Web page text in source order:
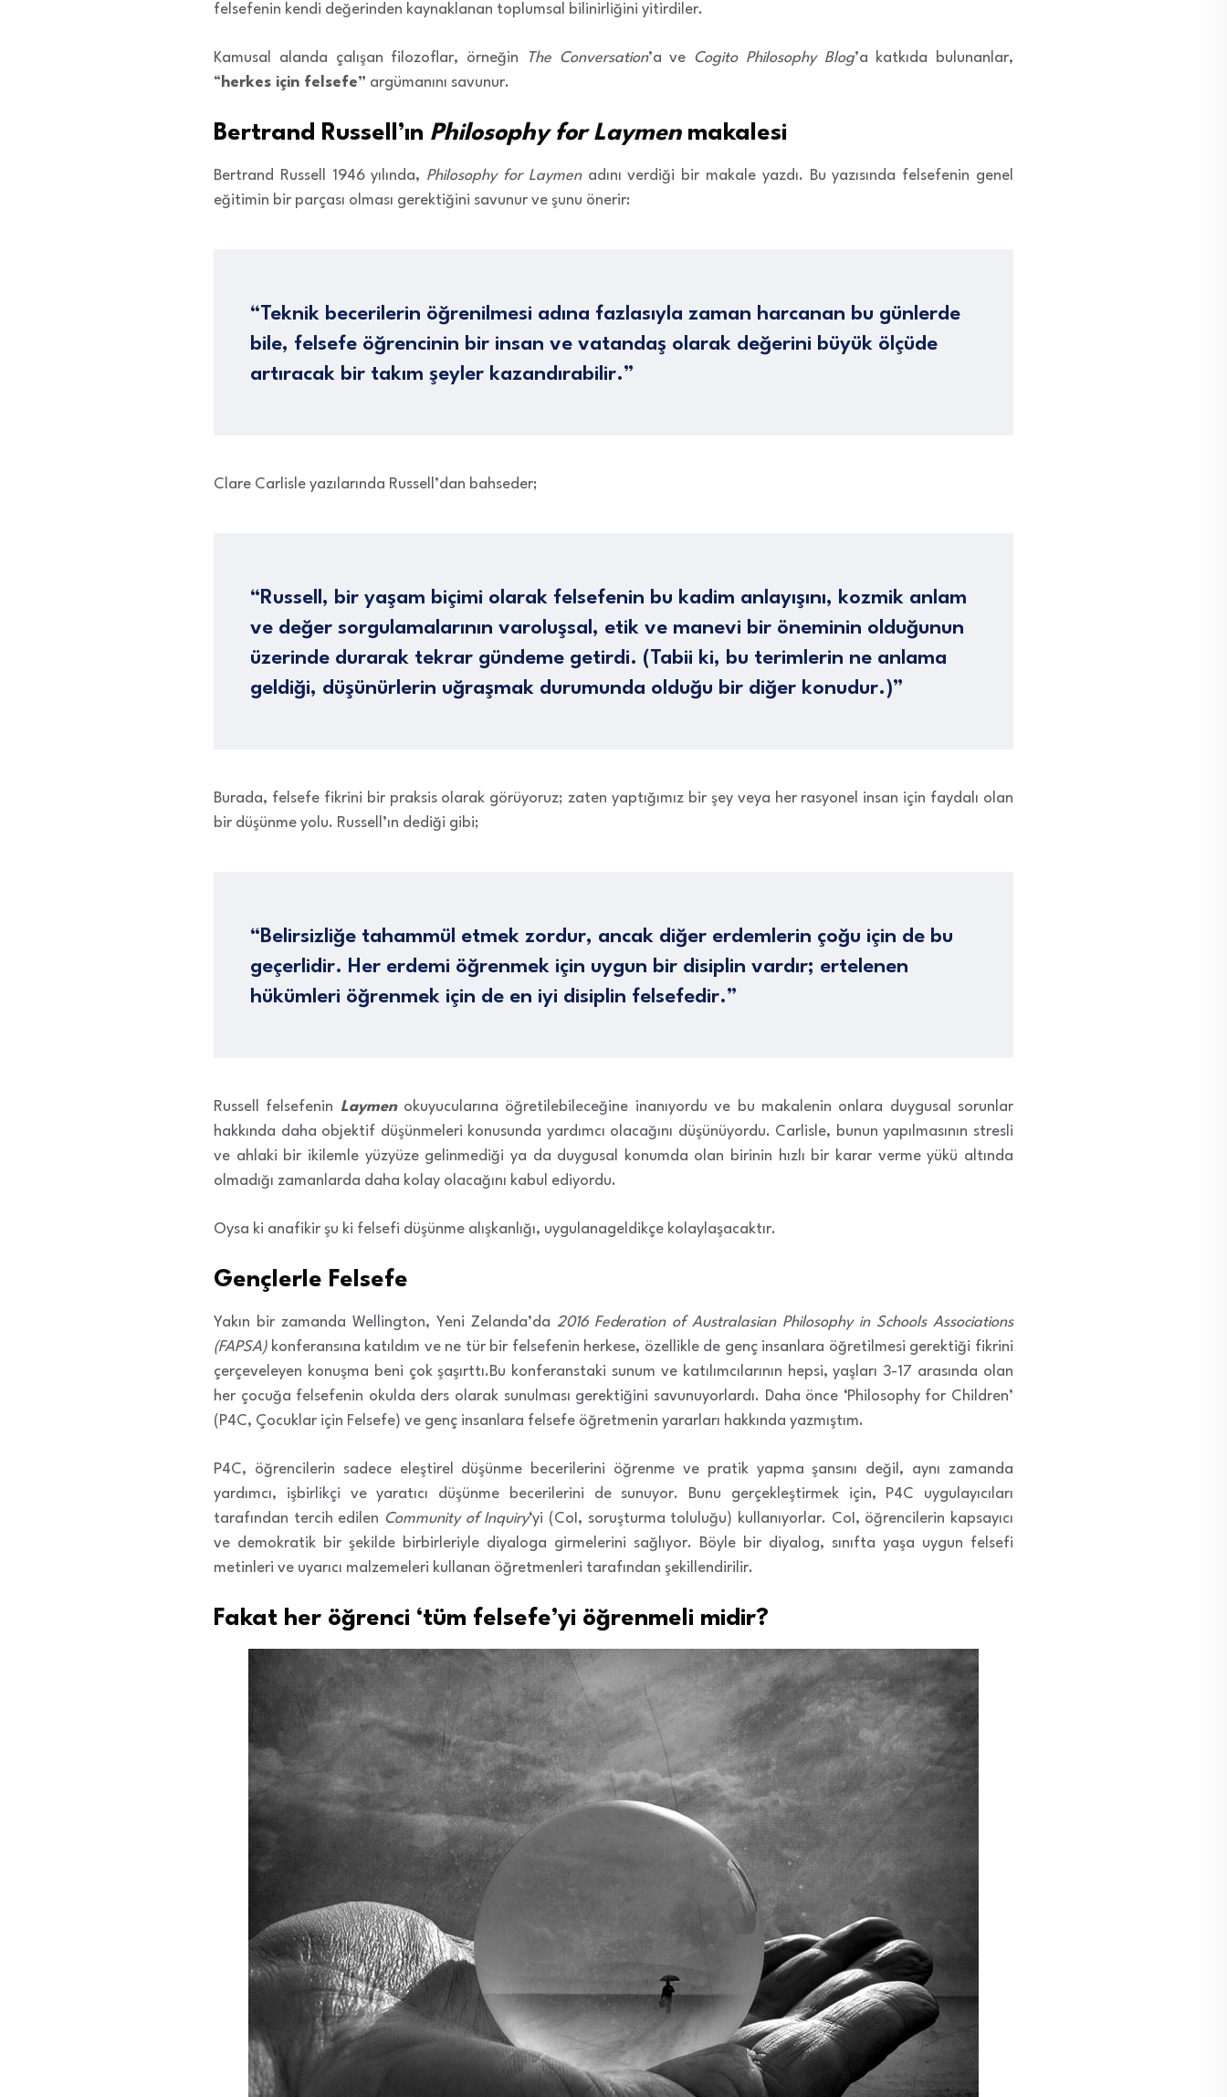
felsefenin kendi değerinden kaynaklanan toplumsal bilinirliğini yitirdiler.
Kamusal alanda çalışan filozoflar, örneğin The Conversation’a ve Cogito Philosophy Blog’a katkıda bulunanlar,
“ herkes için felsefe” argümanını savunur.
Bertrand Russell’ın Philosophy for Laymen makalesi
Bertrand Russell 1946 yılında, Philosophy for Laymenadını verdiği bir makale yazdı. Bu yazısında felsefenin genel
eğitimin bir parçası olması gerektiğini savunur ve şunu önerir:
“Teknik becerilerin öğrenilmesi adına fazlasıyla zaman harcanan bu günlerde
bile, felsefe öğrencinin bir insan ve vatandaş olarak değerini büyük ölçüde
artıracak bir takım şeyler kazandırabilir.”
Clare Carlisle yazılarında Russell’dan bahseder;
“Russell, bir yaşam biçimi olarak felsefenin bu kadim anlayışını, kozmik anlam
ve değer sorgulamalarının varoluşsal, etik ve manevi bir öneminin olduğunun
üzerinde durarak tekrar gündeme getirdi. (Tabii ki, bu terimlerin ne anlama
geldiği, düşünürlerin uğraşmak durumunda olduğu bir diğer konudur.)”
Burada, felsefe fikrini bir praksis olarak görüyoruz; zaten yaptığımız bir şey veya her rasyonel insan için faydalı olan
bir düşünme yolu. Russell’ın dediği gibi;
“Belirsizliğe tahammül etmek zordur, ancak diğer erdemlerin çoğu için de bu
geçerlidir. Her erdemi öğrenmek için uygun bir disiplin vardır; ertelenen
hükümleri öğrenmek için de en iyi disiplin felsefedir.”
Russell felsefenin Laymenokuyucularına öğretilebileceğine inanıyordu ve bu makalenin onlara duygusal sorunlar
hakkında daha objektif düşünmeleri konusunda yardımcı olacağını düşünüyordu. Carlisle, bunun yapılmasının stresli
ve ahlaki bir ikilemle yüzyüze gelinmediği ya da duygusal konumda olan birinin hızlı bir karar verme yükü altında
olmadığı zamanlarda daha kolay olacağını kabul ediyordu.
Oysa ki anafikir şu ki felsefi düşünme alışkanlığı, uygulanageldikçe kolaylaşacaktır.
Gençlerle Felsefe
Yakın bir zamanda Wellington, Yeni Zelanda’da 2016 Federation of Australasian Philosophy in Schools Associations
(FAPSA)konferansına katıldım ve ne tür bir felsefenin herkese, özellikle de genç insanlara öğretilmesi gerektiği fikrini
çerçeveleyen konuşma beni çok şaşırttı.Bu konferanstaki sunum ve katılımcılarının hepsi, yaşları 3-17 arasında olan
her çocuğa felsefenin okulda ders olarak sunulması gerektiğini savunuyorlardı. Daha önce ‘Philosophy for Children’
(P4C, Çocuklar için Felsefe) ve genç insanlara felsefe öğretmenin yararları hakkında yazmıştım.
P4C, öğrencilerin sadece eleştirel düşünme becerilerini öğrenme ve pratik yapma şansını değil, aynı zamanda
yardımcı, işbirlikçi ve yaratıcı düşünme becerilerini de sunuyor. Bunu gerçekleştirmek için, P4C uygulayıcıları
tarafından tercih edilen Community of Inquiry‘yi (CoI, soruşturma toluluğu) kullanıyorlar. CoI, öğrencilerin kapsayıcı
ve demokratik bir şekilde birbirleriyle diyaloga girmelerini sağlıyor. Böyle bir diyalog, sınıfta yaşa uygun felsefi
metinleri ve uyarıcı malzemeleri kullanan öğretmenleri tarafından şekillendirilir.
Fakat her öğrenci ‘tüm felsefe’yi öğrenmeli midir?